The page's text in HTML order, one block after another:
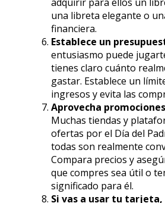
una libreta elegante o
financiera.
Establece un
entusiasmo puede
tienes claro cuánto
gastar. Establece un
ingresos y evita las
Aprovecha
Muchas tiendas y
ofertas por el Día del
todas son realmente
Compara precios y
que compres sea útil o
significado para él.
Si vas a usar tu tarjeta,